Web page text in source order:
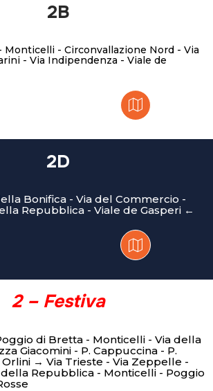
2B
- Circonvallazione Nord - Via
- Via Indipendenza - Viale de
2D
Bonifica - Via del Commercio -
Repubblica - Viale de Gasperi ←
2 – Festiva
di Bretta - Monticelli - Via della
Giacomini - P. Cappuccina - P.
Orlini → Via Trieste - Via Zeppelle -
della Repubblica - Monticelli - Poggio